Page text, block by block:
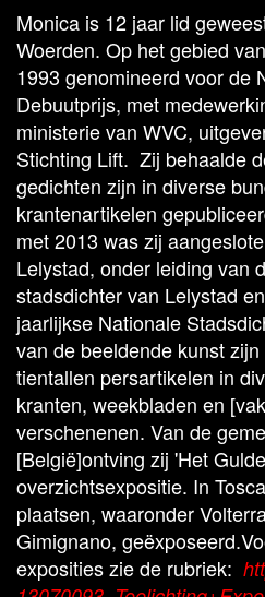
Monica is 12 jaar lid
Woerden. Op het gebied
1993 genomineerd voor de
Debuutprijs, met
ministerie van WVC,
Stichting Lift. Zij behaalde
gedichten zijn in diverse
krantenartikelen
met 2013 was zij
Lelystad, onder leiding van
stadsdichter van Lelystad
jaarlijkse Nationale
van de beeldende kunst
tientallen persartikelen in
kranten, weekbladen en
verschenenen. Van de
[België]ontving zij 'Het
overzichtsexpositie. In
plaatsen, waaronder
Gimignano,
exposities zie de rubriek: